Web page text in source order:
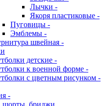
Лычки -
Якоря пластиковые -
Пуговицы -
Эмблемы -
швейная -
детские -
к военной форме -
с цветным рисунком -
-
бриджи